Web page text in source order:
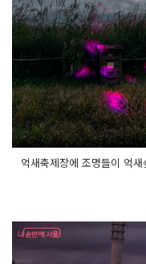
억새축제장에 조명들이 억